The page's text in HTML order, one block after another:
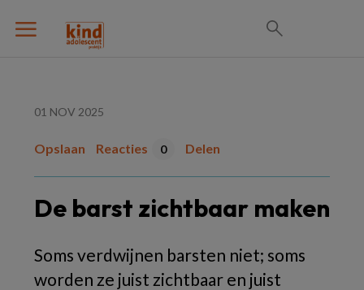
01 NOV 2025
Opslaan Reacties 0 Delen
De barst zichtbaar maken
Soms verdwijnen barsten niet; soms
worden ze juist zichtbaar en juist